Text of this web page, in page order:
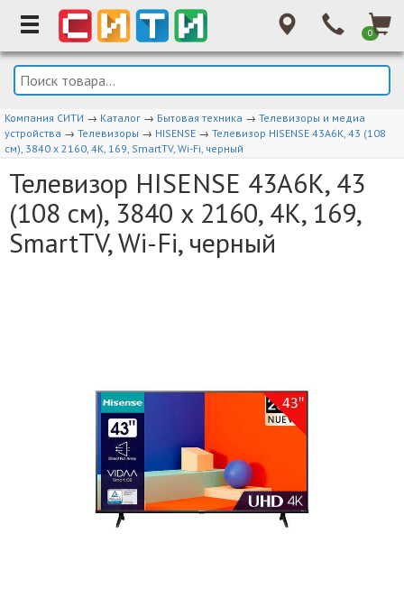
0
Компания СИТИ → Каталог → Бытовая техника → Телевизоры и медиа
устройства → Телевизоры → HISENSE → Телевизор HISENSE 43A6K, 43 (108
см), 3840 x 2160, 4K, 169, SmartTV, Wi-Fi, черный
Телевизор HISENSE 43A6K, 43
(108 см), 3840 x 2160, 4K, 169,
SmartTV, Wi-Fi, черный